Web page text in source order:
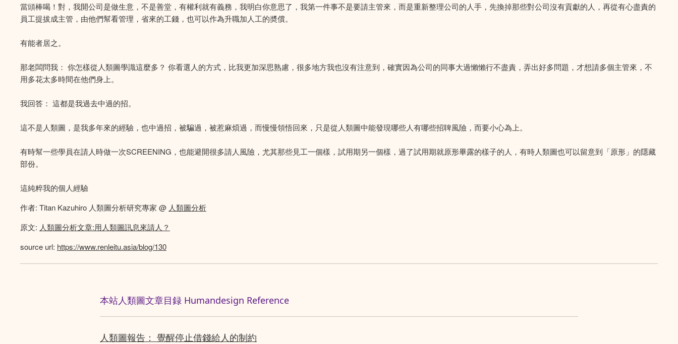
當頭棒喝！對，我開公司是做生意，不是善堂，有權利就有義務，我明白你意思了，我第一件事不是要請主管來，而是重新整理公司的人手，先換掉那些對公司沒有貢獻的人，再從有心盡責的
員工提拔成主管，由他們幫看管理，省來的工錢，也可以作為升職加人工的奬償。
有能者居之。
那老闆問我： 你怎樣從人類圖學識這麼多？ 你看選人的方式，比我更加深思熟慮，很多地方我也沒有注意到，確實因為公司的同事大過懶懶行不盡責，弄出好多問題，才想請多個主管來，不
用多花太多時間在他們身上。
我回答： 這都是我過去中過的招。
這不是人類圖，是我多年來的經驗，也中過招，被騙過，被惹麻煩過，而慢慢領悟回來，只是從人類圖中能發現哪些人有哪些招聛風險，而要小心為上。
有時幫一些學員在請人時做一次SCREENING，也能避開很多請人風險，尤其那些見工一個樣，試用期另一個樣，過了試用期就原形畢露的樣子的人，有時人類圖也可以留意到「原形」的隱藏
部份。
這純粹我的個人經驗
作者: Titan Kazuhiro 人類圖分析研究專家 @ 人類圖分析
原文: 人類圖分析文章:用人類圖訊息來請人？
source url: https://www.renleitu.asia/blog/130
本站人類圖文章目録 Humandesign Reference
人類圖報告： 覺醒停止借錢給人的制約